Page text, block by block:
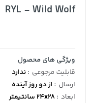
RYL - Wild Wolf
ویژگی های محصول
قابلیت مرجوعی : ندارد
ارسال : از دو روز آینده
ابعاد : 24x28 سانتیمتر